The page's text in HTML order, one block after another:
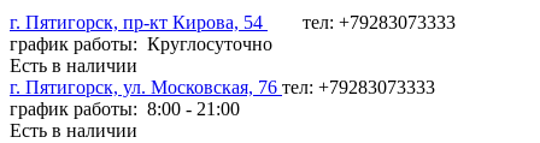
г. Пятигорск, пр-кт Кирова, 54
тел: +79283073333
график работы: Круглосуточно
Есть в наличии
г. Пятигорск, ул. Московская, 76 тел: +79283073333
график работы: 8:00 - 21:00
Есть в наличии